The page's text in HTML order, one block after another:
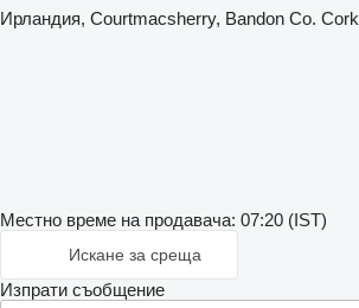
Ирландия, Courtmacsherry, Bandon Co. Cork
Местно време на продавача: 07:20 (IST)
Искане за среща
Изпрати съобщение